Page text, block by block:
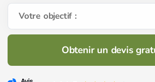
Votre objectif :
Obtenir un devis